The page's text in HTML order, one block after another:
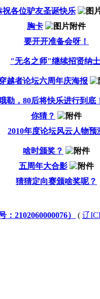
祝各位驴友圣诞快乐
胸卡
要开开准备会呀！
"无名之师"继续招贤纳
越者论坛六周年庆海报
勒，80后将快乐进行到底
你猜？
2010年度论坛风云人物预
啥时颁奖？
五周年大合影
猜猜定向赛颁啥奖呢？
2102060000076） ( 辽